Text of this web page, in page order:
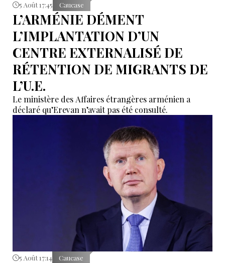
5 Août 17:45 Caucase
L’ARMÉNIE DÉMENT
L’IMPLANTATION D’UN
CENTRE EXTERNALISÉ DE
RÉTENTION DE MIGRANTS DE
L’U.E.
Le ministère des Affaires étrangères arménien a
déclaré qu’Erevan n’avait pas été consulté.
5 Août 17:14 Caucase